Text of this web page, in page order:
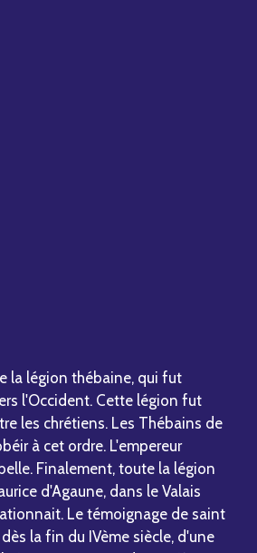
la légion thébaine, qui fut
l'Occident. Cette légion fut
les chrétiens. Les Thébains de
à cet ordre. L'empereur
Finalement, toute la légion
d'Agaune, dans le Valais
Le témoignage de saint
la fin du IVème siècle, d'une